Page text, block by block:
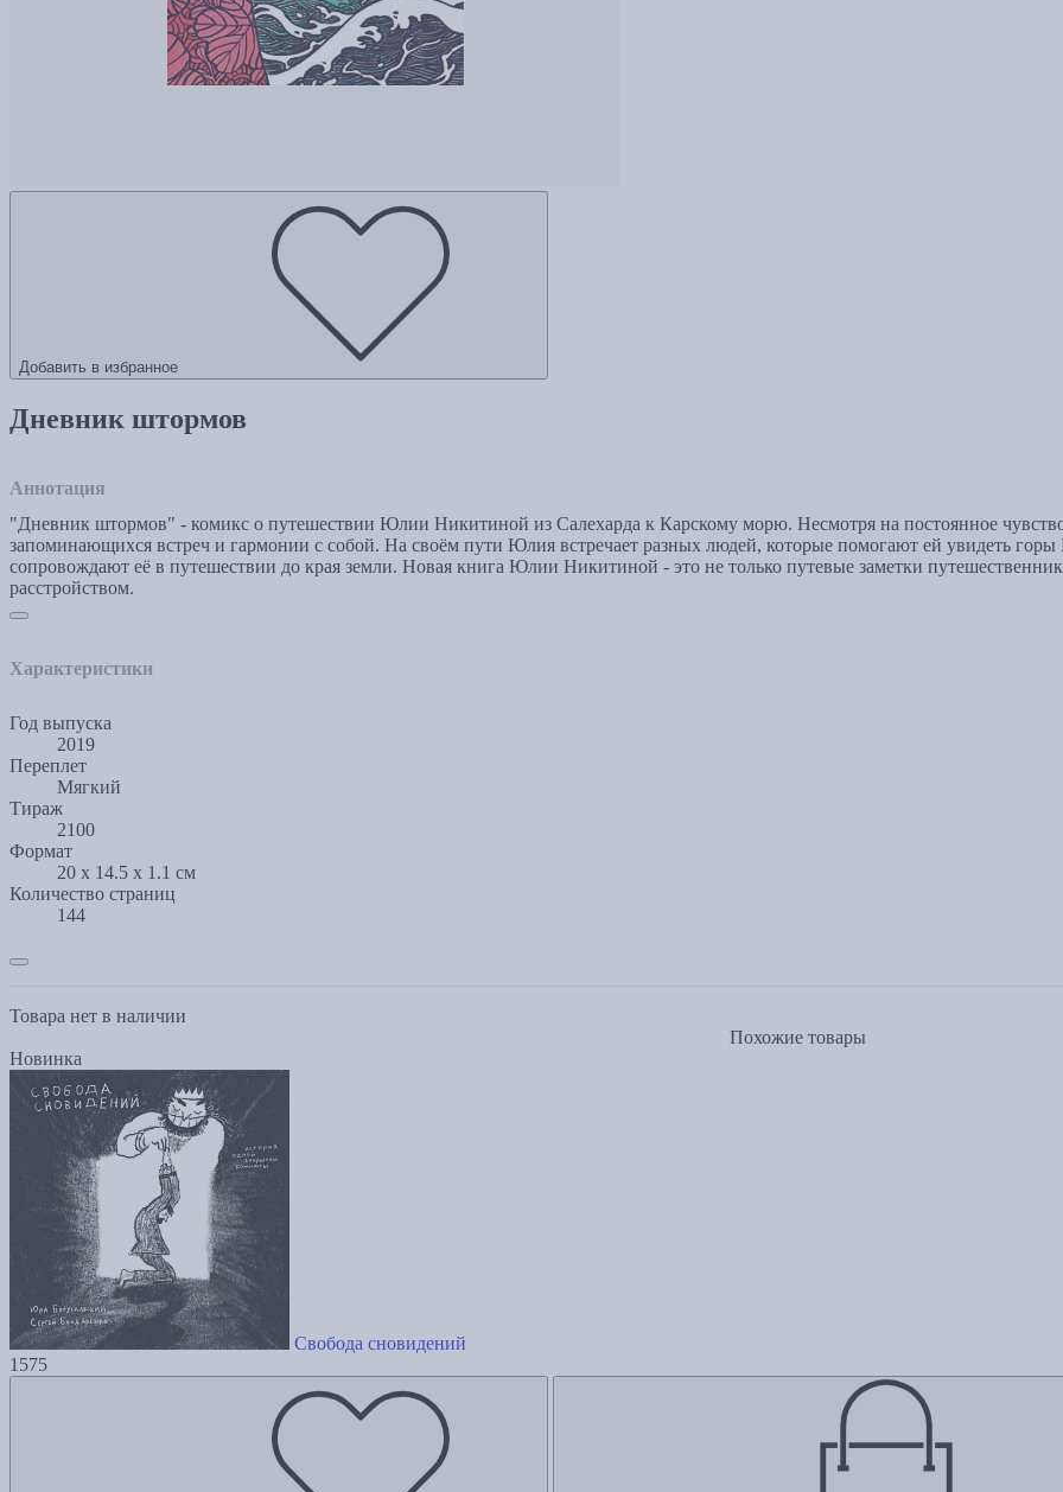
Добавить в избранное
Дневник штормов
Аннотация
"Дневник штормов" - комикс о путешествии Юлии Никитиной из Салехарда к Карскому морю. Несмотря на постоянное чувство
запоминающихся встреч и гармонии с собой. На своём пути Юлия встречает разных людей, которые помогают ей увидеть
сопровождают её в путешествии до края земли. Новая книга Юлии Никитиной - это не только путевые заметки
расстройством.
Характеристики
Год выпуска
2019
Переплет
Мягкий
Тираж
2100
Формат
20 x 14.5 x 1.1 см
Количество страниц
144
Товара нет в наличии
Похожие товары
Новинка
Свобода сновидений
1575